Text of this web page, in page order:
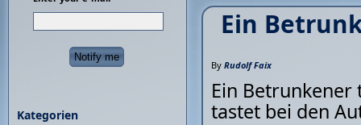
Ein
By Rudolf Faix
Ein Betrunkener
tastet bei den
Kategorien